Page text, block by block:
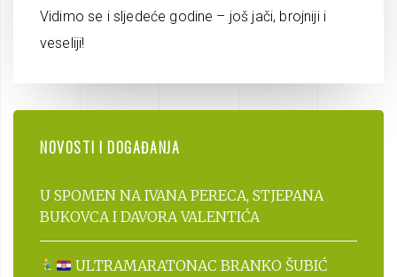
Vidimo se i sljedeće godine – još jači, brojniji i
veseliji!
NOVOSTI I DOGAĐANJA
U SPOMEN NA IVANA PERECA, STJEPANA
BUKOVCA I DAVORA VALENTIĆA
ULTRAMARATONAC BRANKO ŠUBIĆ